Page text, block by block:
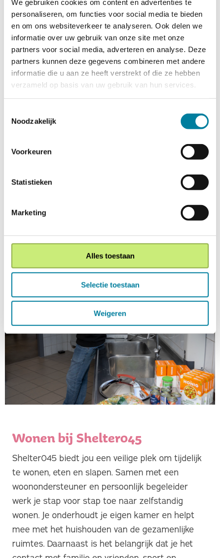
We gebruiken cookies om content en advertenties te
personaliseren, om functies voor social media te bieden
en om ons websiteverkeer te analyseren. Ook delen we
informatie over uw gebruik van onze site met onze
partners voor social media, adverteren en analyse. Deze
partners kunnen deze gegevens combineren met andere
informatie die u aan ze heeft verstrekt of die ze hebben
verzameld op basis van uw gebruik van hun services.
Noodzakelijk
Voorkeuren
Statistieken
Marketing
Alles toestaan
Selectie toestaan
Weigeren
Wonen bij Shelter045
Shelter045 biedt jou een veilige plek om tijdelijk
te wonen, eten en slapen. Samen met een
woonondersteuner en persoonlijk begeleider
werk je stap voor stap toe naar zelfstandig
wonen. Je onderhoudt je eigen kamer en helpt
mee met het huishouden van de gezamenlijke
ruimtes. Daarnaast is het belangrijk dat je het